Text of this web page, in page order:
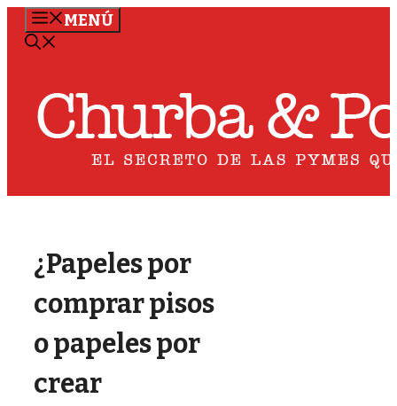
Saltar
MENÚ
¿Papeles por
comprar pisos
o papeles por
crear